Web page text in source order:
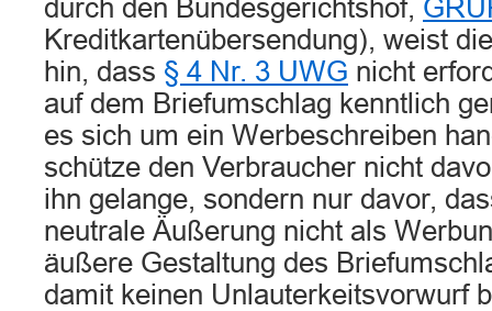
durch den Bundesgerichtshof,
Kreditkartenübersendung), weist
hin, dass § 4 Nr. 3 UWG nicht
auf dem Briefumschlag kenntlich
es sich um ein Werbeschreiben
schütze den Verbraucher nicht
ihn gelange, sondern nur davor,
neutrale Äußerung nicht als
äußere Gestaltung des
damit keinen Unlauterkeitsvorwurf